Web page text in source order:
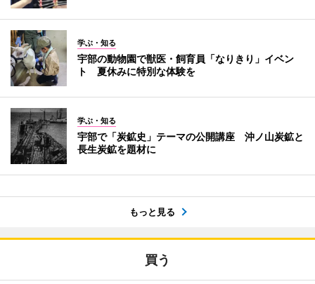
学ぶ・知る
宇部の動物園で獣医・飼育員「なりきり」イベン
ト 夏休みに特別な体験を
学ぶ・知る
宇部で「炭鉱史」テーマの公開講座 沖ノ山炭鉱と
長生炭鉱を題材に
もっと見る
買う